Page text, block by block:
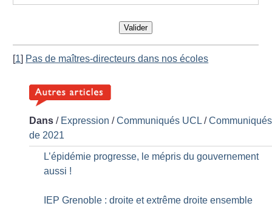
Valider
[1] Pas de maîtres-directeurs dans nos écoles
Dans / Expression /Communiqués UCL/Communiqués
de 2021
L’épidémie progresse, le mépris du gouvernement
aussi !
IEP Grenoble : droite et extrême droite ensemble